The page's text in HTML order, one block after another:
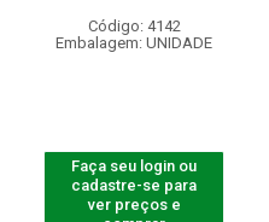
Código: 4142
Embalagem: UNIDADE
Faça seu login ou
cadastre-se para
ver preços e